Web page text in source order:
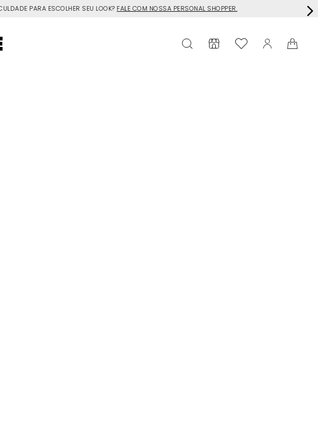
PARA ESCOLHER SEU LOOK? FALE COM NOSSA PERSONAL SHOPPER.